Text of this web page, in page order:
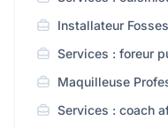
Installateur
Services : foreur
Maquilleuse
Services : coach